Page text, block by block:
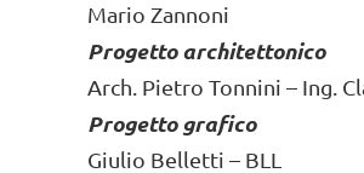
Mario Zannoni
Progetto architettonico
Arch. Pietro Tonnini – Ing.
Progetto grafico
Giulio Belletti – BLL